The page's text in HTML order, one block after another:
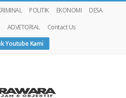
POLITIK EKONOMI
DESA
ADVETORIAL
Contact Us
Youtube Kami